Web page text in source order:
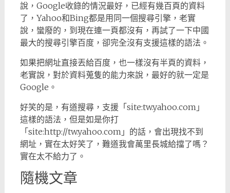
說，Google收錄的情況最好，已經有幾百頁的資料
了，Yahoo和Bing都是用同一個搜尋引擎，老實
說，蠻廢的，到現在連一頁都沒有，再試了一下中國
最大的搜尋引擎百度，卻完全沒有支援這樣的語法。
如果把網址直接丟給百度，也一樣沒有半頁的資料，
老實說，對於資料蒐隻的能力來說，最好的就一定是
Google。
好笑的是，有道搜尋，支援「site:tw.yahoo.com」
這樣的語法，但是如是你打
「site:http://tw.yahoo.com」的話，會出現找不到
網址，實在太好笑了，難道我會萬里長城給擋了嗎？
實在太不給力了。
隨機文章